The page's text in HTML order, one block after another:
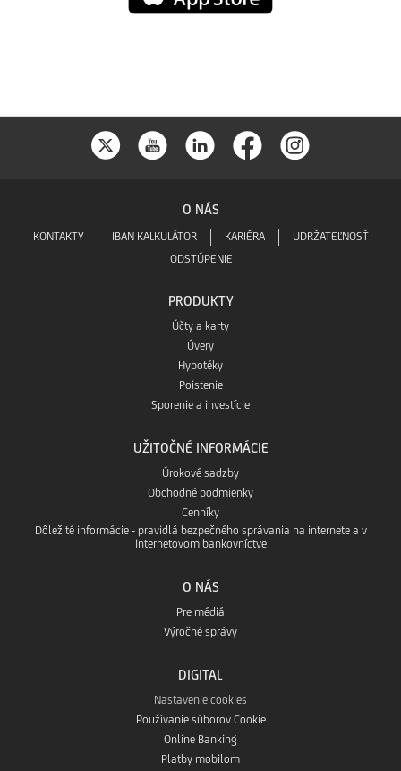
O NÁS
KONTAKTY IBAN KALKULÁTOR KARIÉRA
UDRŽATEĽNOSŤ
ODSTÚPENIE
PRODUKTY
Účty a karty
Úvery
Hypotéky
Poistenie
Sporenie a investície
UŽITOČNÉ INFORMÁCIE
Úrokové sadzby
Obchodné podmienky
Cenníky
Dôležité informácie - pravidlá bezpečného správania na internete a v
internetovom bankovníctve
O NÁS
Pre médiá
Výročné správy
DIGITAL
Nastavenie cookies
Používanie súborov Cookie
Online Banking
Platby mobilom